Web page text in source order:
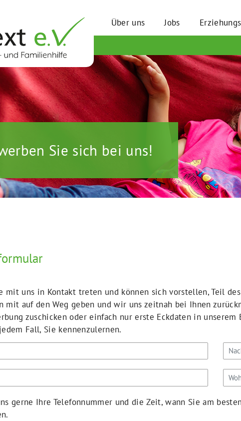
Über uns Jobs
Sie sich bei uns!
mit uns in Kontakt treten und können sich vorstellen, Teil
mit auf den Weg geben und wir uns zeitnah bei Ihnen
zuschicken oder einfach nur erste Eckdaten in
Fall, Sie kennenzulernen.
gerne Ihre Telefonnummer und die Zeit, wann Sie am